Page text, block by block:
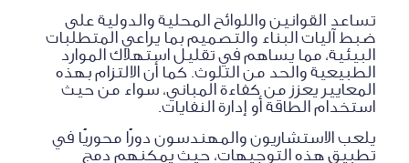
تساعد القوانين واللوائح المحلية والدولية على
ضبط آليات البناء والتصميم بما يراعي المتطلبات
البيئية، مما يساهم في تقليل استهلاك الموارد
الطبيعية والحد من التلوث. كما أن الالتزام بهذه
المعايير يعزز من كفاءة المباني، سواء من حيث
استخدام الطاقة أو إدارة النفايات.
يلعب الاستشاريون والمهندسون دورًا محوريًا في
تطبيق هذه التوجيهات، حيث يمكنهم دمج